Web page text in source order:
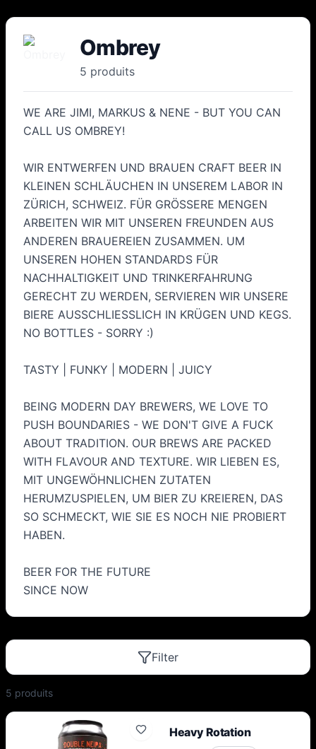
Ombrey
5 produits
WE ARE JIMI, MARKUS & NENE - BUT YOU CAN
CALL US OMBREY!
WIR ENTWERFEN UND BRAUEN CRAFT BEER IN
KLEINEN SCHLÄUCHEN IN UNSEREM LABOR IN
ZÜRICH, SCHWEIZ. FÜR GRÖSSERE MENGEN
ARBEITEN WIR MIT UNSEREN FREUNDEN AUS
ANDEREN BRAUEREIEN ZUSAMMEN. UM
UNSEREN HOHEN STANDARDS FÜR
NACHHALTIGKEIT UND TRINKERFAHRUNG
GERECHT ZU WERDEN, SERVIEREN WIR UNSERE
BIERE AUSSCHLIESSLICH IN KRÜGEN UND KEGS.
NO BOTTLES - SORRY :)
TASTY | FUNKY | MODERN | JUICY
BEING MODERN DAY BREWERS, WE LOVE TO
PUSH BOUNDARIES - WE DON'T GIVE A FUCK
ABOUT TRADITION. OUR BREWS ARE PACKED
WITH FLAVOUR AND TEXTURE. WIR LIEBEN ES,
MIT UNGEWÖHNLICHEN ZUTATEN
HERUMZUSPIELEN, UM BIER ZU KREIEREN, DAS
SO SCHMECKT, WIE SIE ES NOCH NIE PROBIERT
HABEN.
BEER FOR THE FUTURE
SINCE NOW
Filter
5 produits
Heavy Rotation